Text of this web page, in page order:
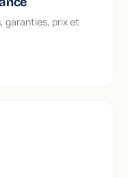
garanties, prix et